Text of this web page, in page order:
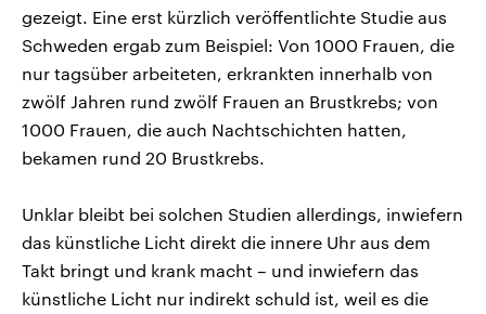
gezeigt. Eine erst kürzlich veröffentlichte Studie aus
Schweden ergab zum Beispiel: Von 1000 Frauen, die
nur tagsüber arbeiteten, erkrankten innerhalb von
zwölf Jahren rund zwölf Frauen an Brustkrebs; von
1000 Frauen, die auch Nachtschichten hatten,
bekamen rund 20 Brustkrebs.
Unklar bleibt bei solchen Studien allerdings, inwiefern
das künstliche Licht direkt die innere Uhr aus dem
Takt bringt und krank macht – und inwiefern das
künstliche Licht nur indirekt schuld ist, weil es die